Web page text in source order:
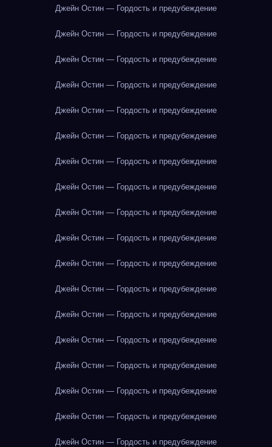
Джейн Остин — Гордость и предубеждение
Джейн Остин — Гордость и предубеждение
Джейн Остин — Гордость и предубеждение
Джейн Остин — Гордость и предубеждение
Джейн Остин — Гордость и предубеждение
Джейн Остин — Гордость и предубеждение
Джейн Остин — Гордость и предубеждение
Джейн Остин — Гордость и предубеждение
Джейн Остин — Гордость и предубеждение
Джейн Остин — Гордость и предубеждение
Джейн Остин — Гордость и предубеждение
Джейн Остин — Гордость и предубеждение
Джейн Остин — Гордость и предубеждение
Джейн Остин — Гордость и предубеждение
Джейн Остин — Гордость и предубеждение
Джейн Остин — Гордость и предубеждение
Джейн Остин — Гордость и предубеждение
Джейн Остин — Гордость и предубеждение